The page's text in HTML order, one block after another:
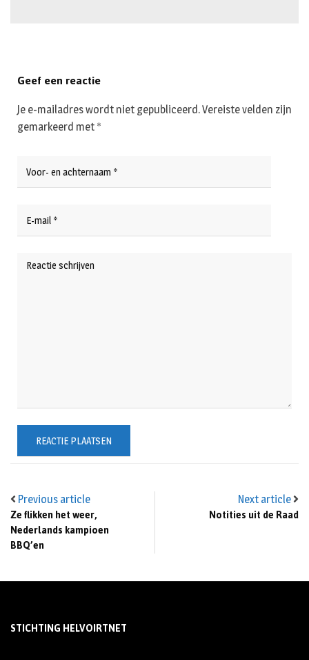
Previous article
Ze flikken het weer,
Nederlands kampioen
BBQ’en
Next article
Notities uit de Raad
Geef een reactie
Je e-mailadres wordt niet gepubliceerd.Vereiste velden zijn
gemarkeerd met *
STICHTING HELVOIRTNET